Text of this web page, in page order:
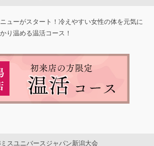
ューがスタート！冷えやすい女性の体を元気に
り温める温活コース！
スユニバースジャパン新潟大会